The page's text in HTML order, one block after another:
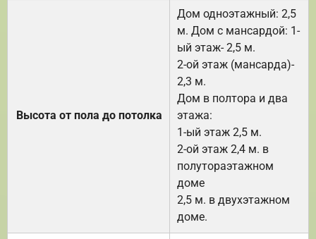
Высота от пола до потолка
Дом одноэтажный: 2,5
м. Дом с мансардой: 1-
ый этаж- 2,5 м.
2-ой этаж (мансарда)-
2,3 м.
Дом в полтора и два
этажа:
1-ый этаж 2,5 м.
2-ой этаж 2,4 м. в
полутораэтажном
доме
2,5 м. в двухэтажном
доме.